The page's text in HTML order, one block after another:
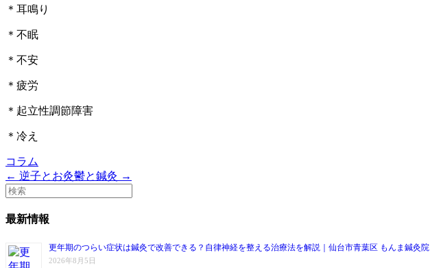
＊耳鳴り
＊不眠
＊不安
＊疲労
＊起立性調節障害
＊冷え
コラム
← 逆子とお灸鬱と鍼灸 →
最新情報
更年期のつらい症状は鍼灸で改善できる？自律神経を整える治療法を解説｜仙台市青葉区 もんま鍼灸院
2026年8月5日